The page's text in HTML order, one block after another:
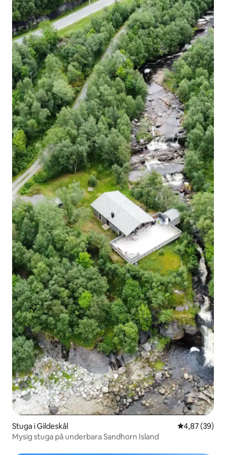
Stuga i Gildeskål 4,87 av 5 i
4,87 (39)
Mysig stuga på underbara Sandhorn Island